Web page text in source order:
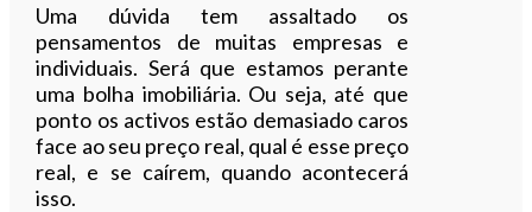
Uma dúvida tem assaltado os
pensamentos de muitas empresas e
individuais. Será que estamos perante
uma bolha imobiliária. Ou seja, até que
ponto os activos estão demasiado caros
face ao seu preço real, qual é esse preço
real, e se caírem, quando acontecerá
isso.